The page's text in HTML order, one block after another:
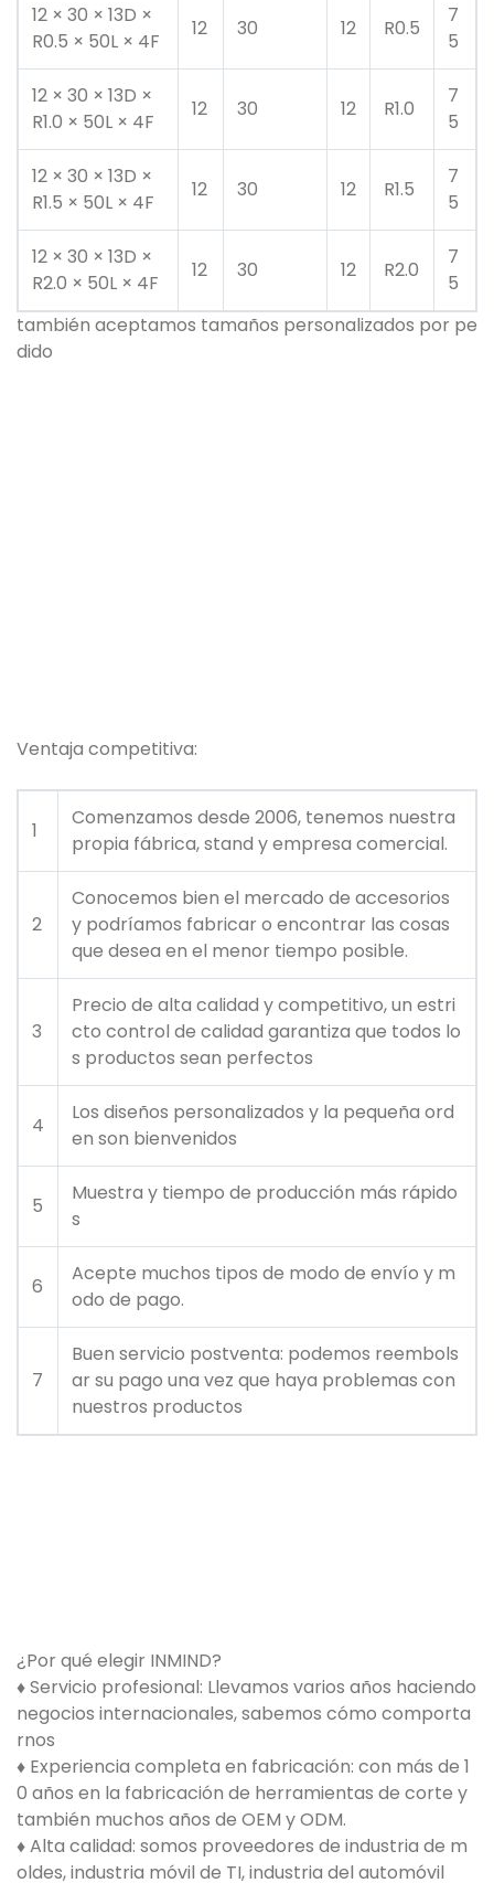
12 × 30 × 13D ×
R0.5 × 50L × 4F
12 30 12 R0.5
7
5
12 × 30 × 13D ×
R1.0 × 50L × 4F
12 30 12 R1.0
7
5
12 × 30 × 13D ×
R1.5 × 50L × 4F
12 30 12 R1.5
7
5
12 × 30 × 13D ×
R2.0 × 50L × 4F
12 30 12 R2.0
7
5
también aceptamos tamaños personalizados por pe
dido
Ventaja competitiva:
1
Comenzamos desde 2006, tenemos nuestra
propia fábrica, stand y empresa comercial.
2
Conocemos bien el mercado de accesorios
y podríamos fabricar o encontrar las cosas
que desea en el menor tiempo posible.
3
Precio de alta calidad y competitivo, un estri
cto control de calidad garantiza que todos lo
s productos sean perfectos
4
Los diseños personalizados y la pequeña ord
en son bienvenidos
5
Muestra y tiempo de producción más rápido
s
6
Acepte muchos tipos de modo de envío y m
odo de pago.
7
Buen servicio postventa: podemos reembols
ar su pago una vez que haya problemas con
nuestros productos
¿Por qué elegir INMIND?
♦ Servicio profesional: Llevamos varios años haciendo
negocios internacionales, sabemos cómo comporta
rnos
♦ Experiencia completa en fabricación: con más de 1
0 años en la fabricación de herramientas de corte y
también muchos años de OEM y ODM.
♦ Alta calidad: somos proveedores de industria de m
oldes, industria móvil de TI, industria del automóvil